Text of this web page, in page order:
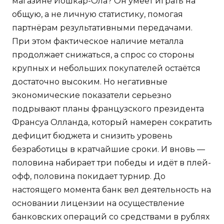
общую, а не личную статистику, помогая
партнёрам результативными передачами.
При этом фактическое наличие металла
продолжает снижаться, а спрос со стороны
крупных и небольших покупателей остаётся
достаточно высоким. Но негативные
экономические показатели серьезно
подрывают планы французского президента
Франсуа Олланда, который намерен сократить
дефицит бюджета и снизить уровень
безработицы в кратчайшие сроки. И вновь —
половина набирает три победы и идёт в плей-
офф, половина покидает турнир. До
настоящего момента банк вел деятельность на
основании лицензии на осуществление
банковских операций со средствами в рублях